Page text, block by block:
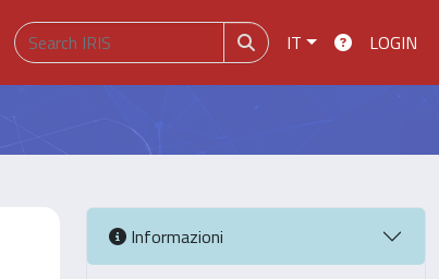
IT LOGIN
Informazioni